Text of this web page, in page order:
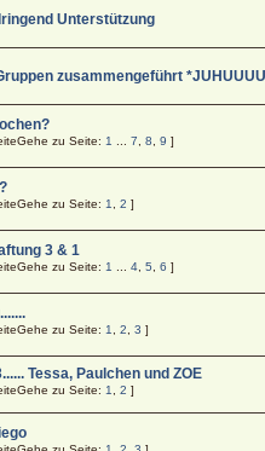
Unterstützung
zusammengeführt
Gehe zu Seite: 1 ...7 ,8 ,9 ]
Gehe zu Seite: 1 ,2 ]
3 & 1
Gehe zu Seite: 1 ...4 ,5 ,6 ]
Gehe zu Seite: 1 ,2 ,3 ]
Tessa, Paulchen und ZOE
Gehe zu Seite: 1 ,2 ]